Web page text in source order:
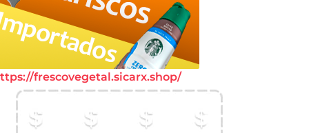
frescovegetal.sicarx.shop/